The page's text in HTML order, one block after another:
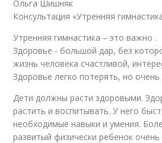
Ольга Шишняк
Консультация «Утренняя
Утренняя гимнастика – это важно .
Здоровье - большой дар, без
жизнь человека счастливой,
Здоровье легко потерять, но очень
Дети должны расти здоровыми.
растить и воспитывать. У него
необходимые навыки и умения.
развитый физически ребенок